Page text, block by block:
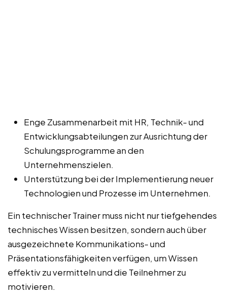
Enge Zusammenarbeit mit HR, Technik- und
Entwicklungsabteilungen zur Ausrichtung der
Schulungsprogramme an den
Unternehmenszielen.
Unterstützung bei der Implementierung neuer
Technologien und Prozesse im Unternehmen.
Ein technischer Trainer muss nicht nur tiefgehendes
technisches Wissen besitzen, sondern auch über
ausgezeichnete Kommunikations- und
Präsentationsfähigkeiten verfügen, um Wissen
effektiv zu vermitteln und die Teilnehmer zu
motivieren.